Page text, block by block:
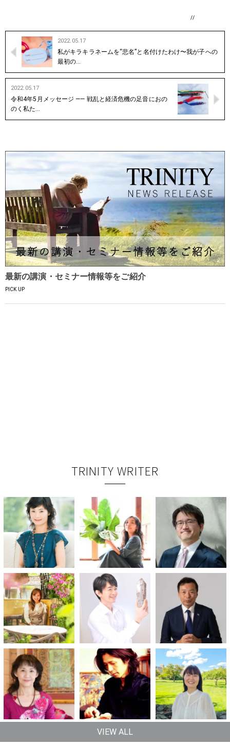
//
2022.05.17
私がキラキラネームを“悲名”と名付けたわけ〜我が子への
最初の…
2022.05.17
令和4年5月メッセージ —— 戦乱と経済危機の足音におの
のく私た…
最新の講演・セミナー情報等をご紹介
PICK UP
TRINITY WRITER
VIEW ALL